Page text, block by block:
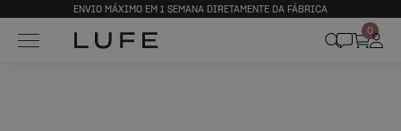
ENVIO MÁXIMO EM 1 SEMANA DIRETAMENTE DA FÁBRICA
0